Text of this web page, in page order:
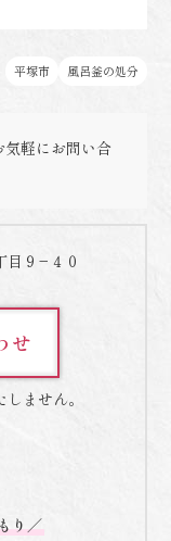
平塚市 風呂釜の処分
軽にお問い合
目９−４０
せ
ません。
り／